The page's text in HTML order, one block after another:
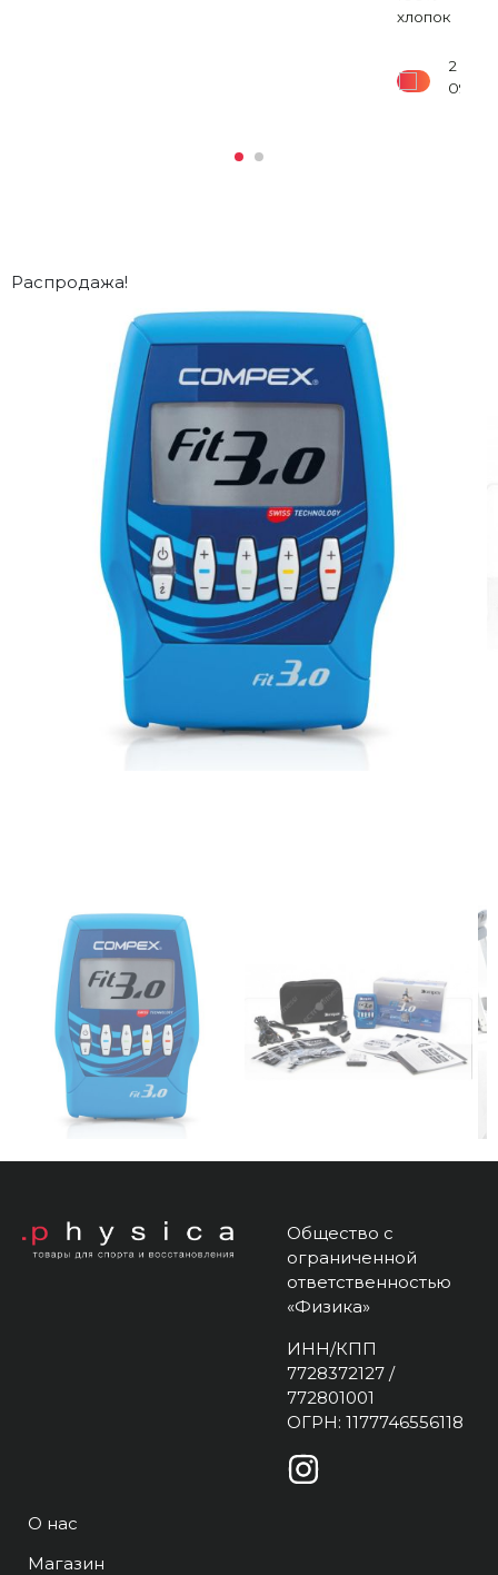
хлопок
2
090
Распродажа!
Общество с
ограниченной
ответственностью
«Физика»
ИНН/КПП
7728372127 /
772801001
ОГРН: 1177746556118
О нас
Магазин